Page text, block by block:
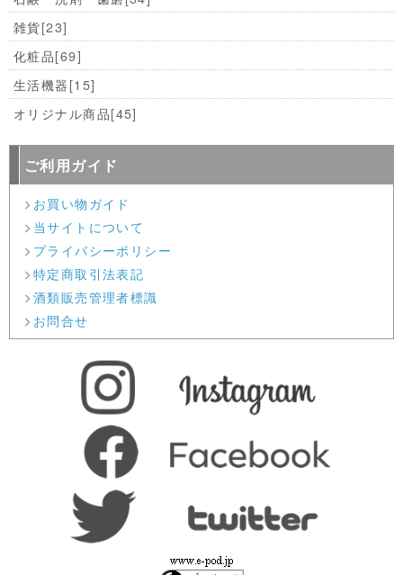
雑貨[23]
化粧品[69]
生活機器[15]
オリジナル商品[45]
ご利用ガイド
お買い物ガイド
当サイトについて
プライバシーポリシー
特定商取引法表記
酒類販売管理者標識
お問合せ